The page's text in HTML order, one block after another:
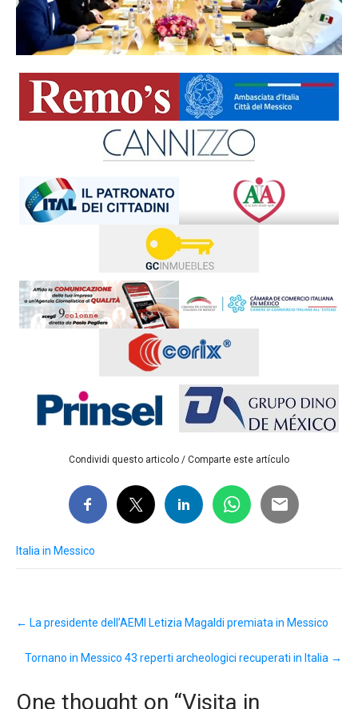
Condividi questo articolo / Comparte este artículo
Italia in Messico
navigation
← La presidente dell’AEMI Letizia Magaldi premiata in Messico
Tornano in Messico 43 reperti archeologici recuperati in Italia →
One thought on “Visita in